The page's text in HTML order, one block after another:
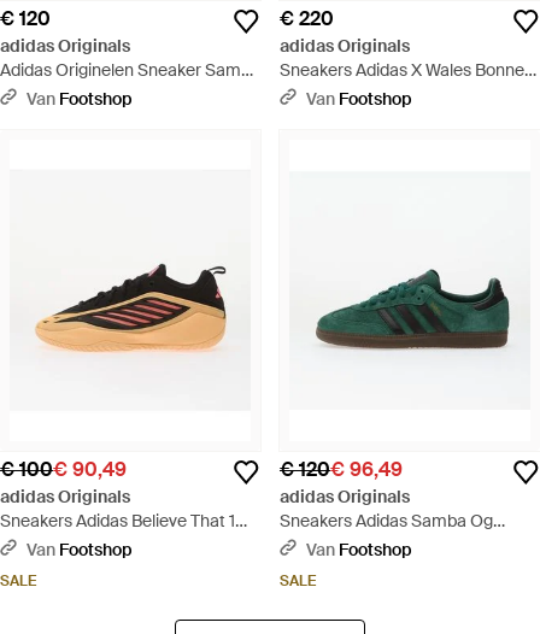
€ 120
adidas Originals
Adidas Originelen Sneaker Samba
Og Zwart - Zwart
Van Footshop
€ 220
adidas Originals
Sneakers Adidas X Wales Bonner
Karintha Og Wonder/ Core/ Lush
Van Footshop
€ 100€ 90,49
adidas Originals
Sneakers Adidas Believe That 1
Core/ Acid/ Supplier Colour Eur -
Van Footshop
SALE
€ 120€ 96,49
adidas Originals
Sneakers Adidas Samba Og
Collegiate/ Core/ Gum5 Eur -
Van Footshop
SALE